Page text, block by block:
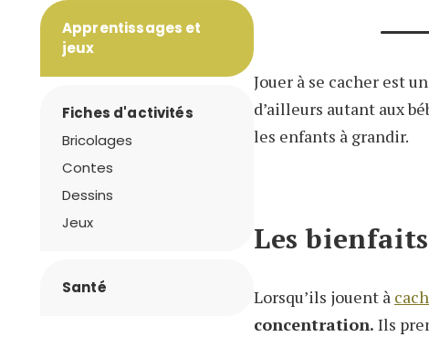
Jouer à se cacher est
d’ailleurs autant aux
les enfants à grandir.
Les
Lorsqu’ils jouent à
concentration. Ils
Apprentissages et
jeux
Fiches d'activités
Bricolages
Contes
Dessins
Jeux
Santé